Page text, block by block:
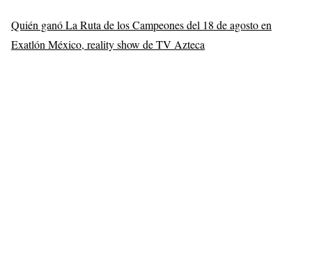
Quién ganó La Ruta de los Campeones del 18 de agosto en
Exatlón México, reality show de TV Azteca